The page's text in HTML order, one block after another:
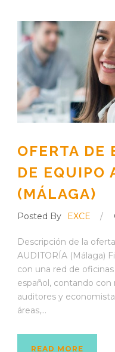
OFERTA DE
DE EQUIPO
(MÁLAGA)
Posted By EXCE /
Descripción de la
AUDITORÍA (Málaga)
con una red de
español, contando con
auditores y
áreas,...
READ MORE